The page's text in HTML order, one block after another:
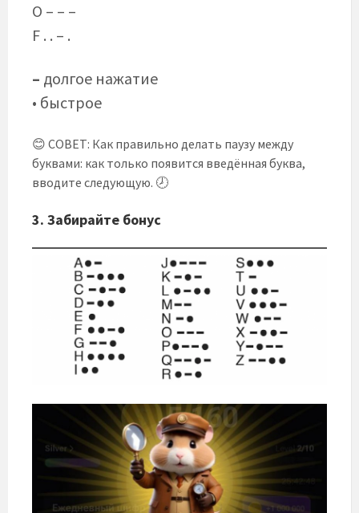
O – – –
F . . – .
– долгое нажатие
• быстрое
😊 СОВЕТ: Как правильно делать паузу между
буквами: как только появится введённая буква,
вводите следующую. 🕗
3. Забирайте бонус